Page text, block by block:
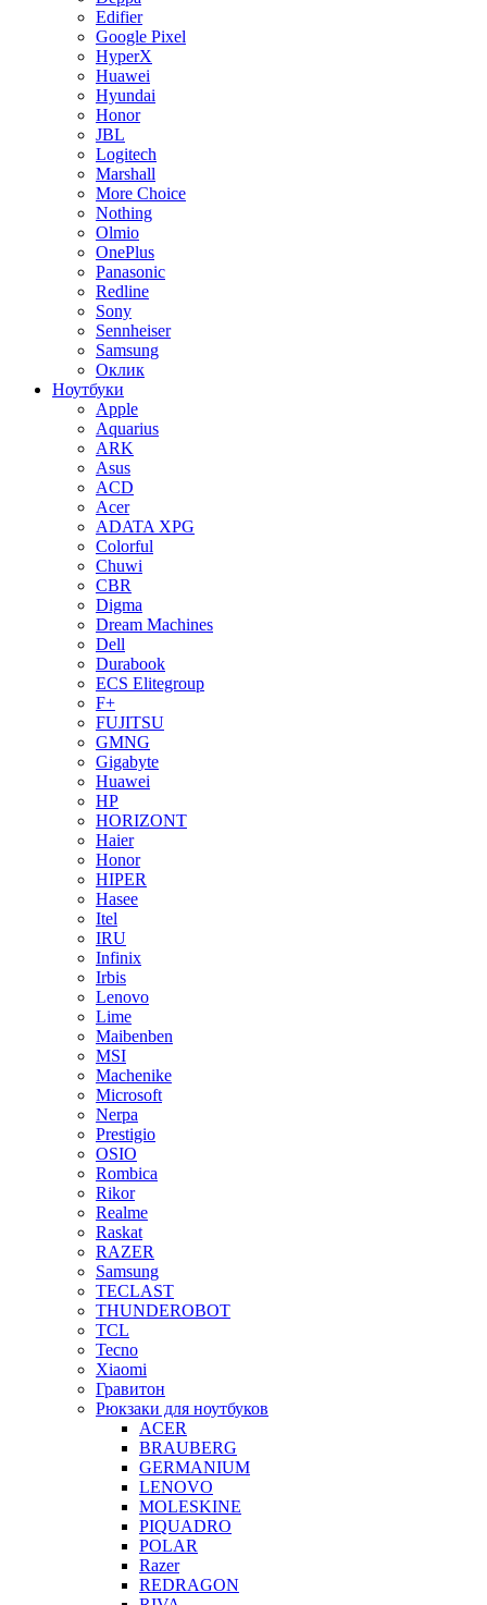
Edifier
Google Pixel
HyperX
Huawei
Hyundai
Honor
JBL
Logitech
Marshall
More Choice
Nothing
Olmio
OnePlus
Panasonic
Redline
Sony
Sennheiser
Samsung
Оклик
Ноутбуки
Apple
Aquarius
ARK
Asus
ACD
Acer
ADATA XPG
Colorful
Chuwi
CBR
Digma
Dream Machines
Dell
Durabook
ECS Elitegroup
F+
FUJITSU
GMNG
Gigabyte
Huawei
HP
HORIZONT
Haier
Honor
HIPER
Hasee
Itel
IRU
Infinix
Irbis
Lenovo
Lime
Maibenben
MSI
Machenike
Microsoft
Nerpa
Prestigio
OSIO
Rombica
Rikor
Realme
Raskat
RAZER
Samsung
TECLAST
THUNDEROBOT
TCL
Tecno
Xiaomi
Гравитон
Рюкзаки для ноутбуков
ACER
BRAUBERG
GERMANIUM
LENOVO
MOLESKINE
PIQUADRO
POLAR
Razer
REDRAGON